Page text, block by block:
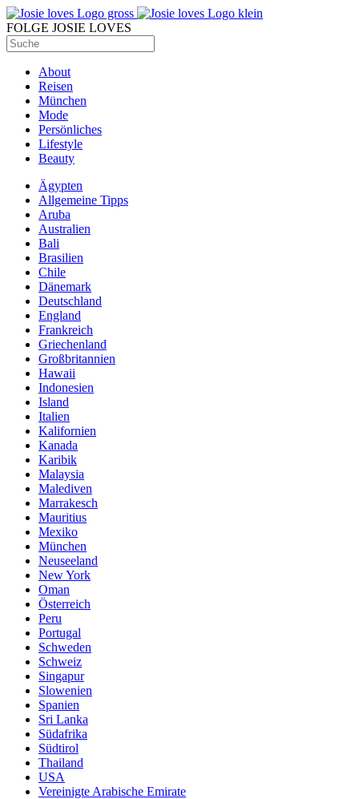
FOLGE JOSIE LOVES
About
Reisen
München
Mode
Persönliches
Lifestyle
Beauty
Ägypten
Allgemeine Tipps
Aruba
Australien
Bali
Brasilien
Chile
Dänemark
Deutschland
England
Frankreich
Griechenland
Großbritannien
Hawaii
Indonesien
Island
Italien
Kalifornien
Kanada
Karibik
Malaysia
Malediven
Marrakesch
Mauritius
Mexiko
München
Neuseeland
New York
Oman
Österreich
Peru
Portugal
Schweden
Schweiz
Singapur
Slowenien
Spanien
Sri Lanka
Südafrika
Südtirol
Thailand
USA
Vereinigte Arabische Emirate